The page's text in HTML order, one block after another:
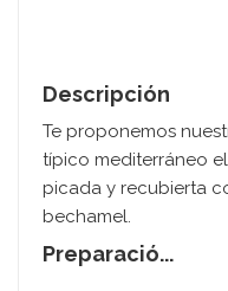
Descripción
Te proponemos
típico mediterráneo
picada y recubierta
bechamel.
Preparació...